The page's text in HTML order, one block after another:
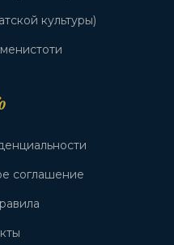
культуры)
соглашение